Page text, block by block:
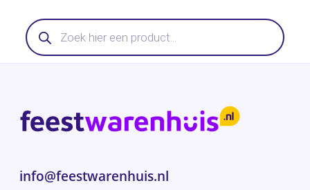
Producten
zoeken
info@feestwarenhuis.nl